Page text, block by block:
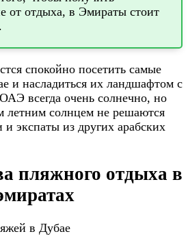
от отдыха, в Эмираты стоит
спокойно посетить самые
и насладиться их ландшафтом с
всегда очень солнечно, но
летним солнцем не решаются
экспаты из других арабских
пляжного отдыха в